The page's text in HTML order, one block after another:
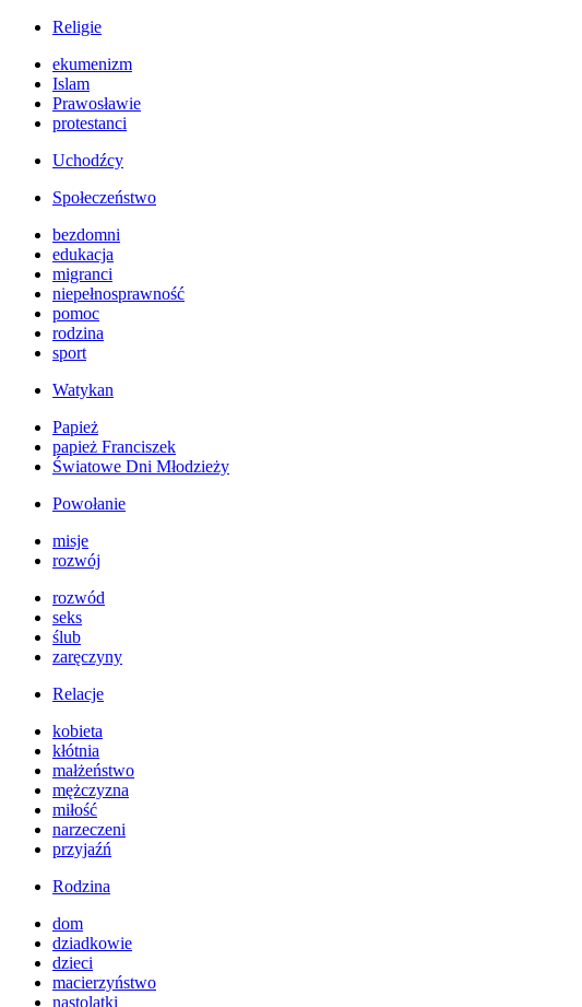
Religie
ekumenizm
Islam
Prawosławie
protestanci
Uchodźcy
Społeczeństwo
bezdomni
edukacja
migranci
niepełnosprawność
pomoc
rodzina
sport
Watykan
Papież
papież Franciszek
Światowe Dni Młodzieży
Powołanie
misje
rozwój
rozwód
seks
ślub
zaręczyny
Relacje
kobieta
kłótnia
małżeństwo
mężczyzna
miłość
narzeczeni
przyjaźń
Rodzina
dom
dziadkowie
dzieci
macierzyństwo
nastolatki